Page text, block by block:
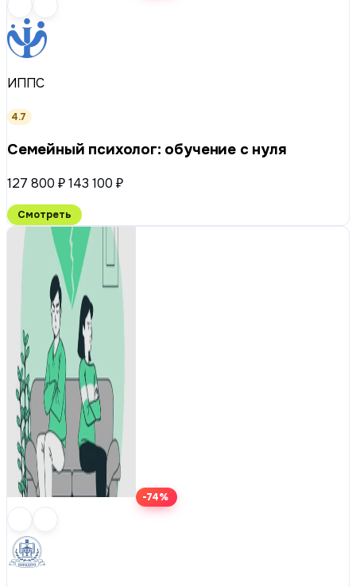
ИППС
4.7
Семейный психолог: обучение с нуля
127 800 ₽143 100 ₽
Смотреть
-74%